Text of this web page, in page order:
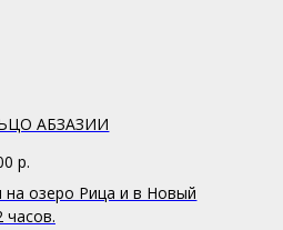
АБЗАЗИИ
р.
на озеро Рица и в Новый